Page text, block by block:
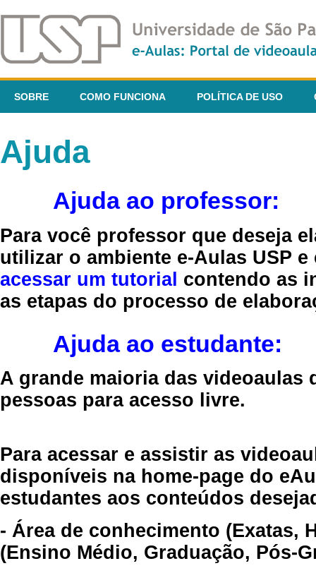
SOBRE COMO FUNCIONA POLÍTICA DE USO
Ajuda
Ajuda ao professor:
Para você professor que deseja
utilizar o ambiente e-Aulas USP
acessar um tutorial contendo as
as etapas do processo de
Ajuda ao estudante:
A grande maioria das videoaulas
pessoas para acesso livre.
Para acessar e assistir as
disponíveis na home-page do
estudantes aos conteúdos
- Área de conhecimento (Exatas,
(Ensino Médio, Graduação, Pós-